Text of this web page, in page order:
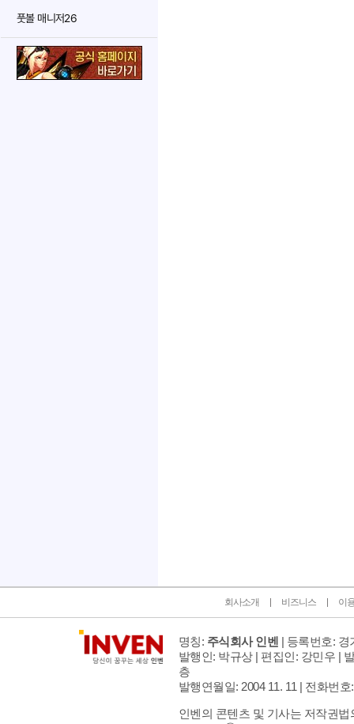
풋볼 매니저26
회사소개 비즈니스 이
명칭: 주식회사 인벤 | 등록번호: 경
발행인: 박규상 | 편집인: 강민우 |
층
발행연월일: 2004 11. 11 | 전화번호
인벤의 콘텐츠 및 기사는 저작권